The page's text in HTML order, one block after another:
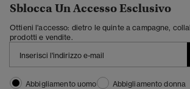
Sblocca Un Accesso Esclusivo
Ottieni l'accesso: dietro le quinte a campagne,
prodotti e vendite.
Abbigliamento uomo
Abbigliamento donna